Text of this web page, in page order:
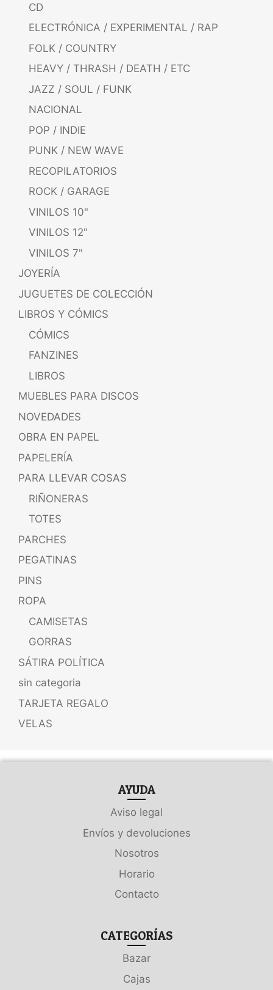
CD
ELECTRÓNICA / EXPERIMENTAL / RAP
FOLK / COUNTRY
HEAVY / THRASH / DEATH / ETC
JAZZ / SOUL / FUNK
NACIONAL
POP / INDIE
PUNK / NEW WAVE
RECOPILATORIOS
ROCK / GARAGE
VINILOS 10"
VINILOS 12"
VINILOS 7"
JOYERÍA
JUGUETES DE COLECCIÓN
LIBROS Y CÓMICS
CÓMICS
FANZINES
LIBROS
MUEBLES PARA DISCOS
NOVEDADES
OBRA EN PAPEL
PAPELERÍA
PARA LLEVAR COSAS
RIÑONERAS
TOTES
PARCHES
PEGATINAS
PINS
ROPA
CAMISETAS
GORRAS
SÁTIRA POLÍTICA
sin categoria
TARJETA REGALO
VELAS
AYUDA
Aviso legal
Envíos y devoluciones
Nosotros
Horario
Contacto
CATEGORÍAS
Bazar
Cajas